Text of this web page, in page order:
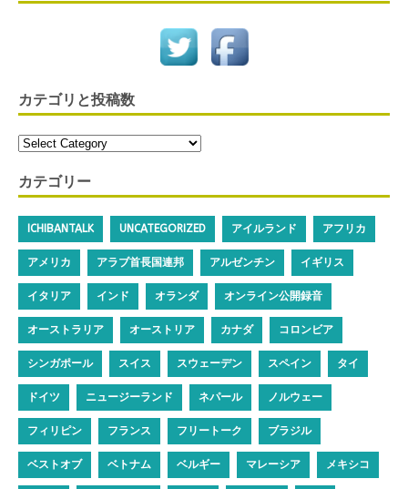
カテゴリと投稿数
カテゴリー
ICHIBANTALK UNCATEGORIZED アイルランド アフリカ
アメリカ アラブ首長国連邦 アルゼンチン イギリス
イタリア インド オランダ オンライン公開録音
オーストラリア オーストリア カナダ コロンビア
シンガポール スイス スウェーデン スペイン タイ
ドイツ ニュージーランド ネパール ノルウェー
フィリピン フランス フリートーク ブラジル
ベストオブ ベトナム ベルギー マレーシア メキシコ